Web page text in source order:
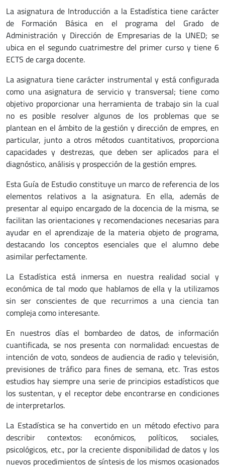
La asignatura de Introducción a la Estadística tiene carácter
de Formación Básica en el programa del Grado de
Administración y Dirección de Empresarias de la UNED; se
ubica en el segundo cuatrimestre del primer curso y tiene 6
ECTS de carga docente.
La asignatura tiene carácter instrumental y está configurada
como una asignatura de servicio y transversal; tiene como
objetivo proporcionar una herramienta de trabajo sin la cual
no es posible resolver algunos de los problemas que se
plantean en el ámbito de la gestión y dirección de empres, en
particular, junto a otros métodos cuantitativos, proporciona
capacidades y destrezas, que deben ser aplicados para el
diagnóstico, análisis y prospección de la gestión empres.
Esta Guía de Estudio constituye un marco de referencia de los
elementos relativos a la asignatura. En ella, además de
presentar al equipo encargado de la docencia de la misma, se
facilitan las orientaciones y recomendaciones necesarias para
ayudar en el aprendizaje de la materia objeto de programa,
destacando los conceptos esenciales que el alumno debe
asimilar perfectamente.
La Estadística está inmersa en nuestra realidad social y
económica de tal modo que hablamos de ella y la utilizamos
sin ser conscientes de que recurrimos a una ciencia tan
compleja como interesante.
En nuestros días el bombardeo de datos, de información
cuantificada, se nos presenta con normalidad: encuestas de
intención de voto, sondeos de audiencia de radio y televisión,
previsiones de tráfico para fines de semana, etc. Tras estos
estudios hay siempre una serie de principios estadísticos que
los sustentan, y el receptor debe encontrarse en condiciones
de interpretarlos.
La Estadística se ha convertido en un método efectivo para
describir contextos: económicos, políticos, sociales,
psicológicos, etc., por la creciente disponibilidad de datos y los
nuevos procedimientos de síntesis de los mismos ocasionados